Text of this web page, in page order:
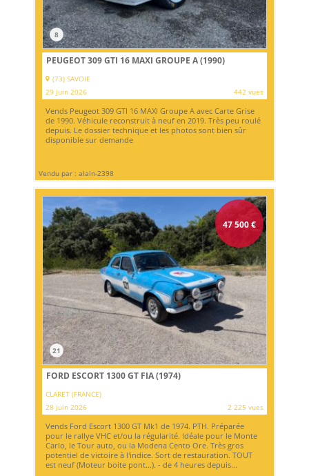
8
PEUGEOT 309 GTI 16 MAXI GROUPE A (1990)
(73) SAVOIE
29 juin 2026
442 vues
Vends Peugeot 309 GTI 16 MAXI Groupe A avec Carte Grise
de 1990. Véhicule reconstruit à neuf en 2019. Très peu roulé
depuis. Le dossier technique et les photos sont bien sûr
disponible sur demande
Vendu par : alain-2398
47 500€
21
FORD ESCORT 1300 GT FIA (1974)
CLARET (FRANCE)
28 juin 2026
2 225 vues
Vends Ford Escort 1300 GT Mk1 de 1974. PTH. Préparée
pour le rallye VHC et/ou la régularité. Idéale pour le Monte
Carlo, le Tour auto, ou la Modena Cento Ore. Très gros
potentiel de victoire à l'indice. Sort de restauration. TOUT
est neuf (Moteur boite pont...). - de 4 heures depuis...